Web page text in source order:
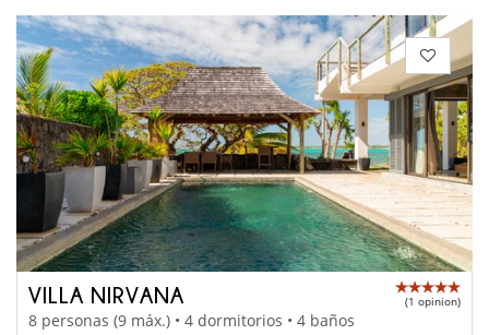
VILLA NIRVANA (1 opinion)
8 personas (9 máx.) • 4 dormitorios • 4 baños